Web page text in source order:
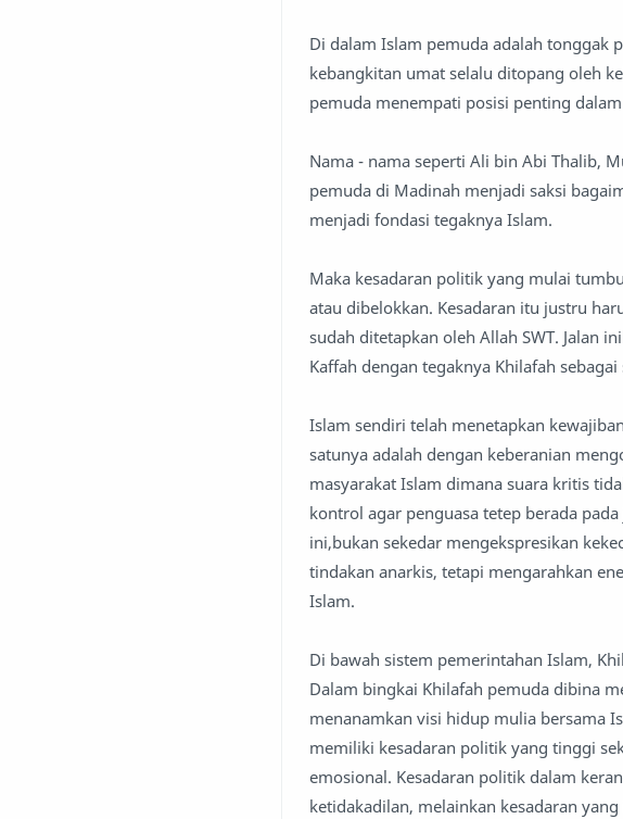
Di dalam Islam pemuda adalah tonggak
kebangkitan umat selalu ditopang oleh
pemuda menempati posisi penting
Nama - nama seperti Ali bin Abi Thalib,
pemuda di Madinah menjadi saksi
menjadi fondasi tegaknya Islam.
Maka kesadaran politik yang mulai
atau dibelokkan. Kesadaran itu justru
sudah ditetapkan oleh Allah SWT. Jalan
Kaffah dengan tegaknya Khilafah
Islam sendiri telah menetapkan
satunya adalah dengan keberanian
masyarakat Islam dimana suara kritis
kontrol agar penguasa tetep berada
ini,bukan sekedar mengekspresikan
tindakan anarkis, tetapi mengarahkan
Islam.
Di bawah sistem pemerintahan Islam,
Dalam bingkai Khilafah pemuda dibina
menanamkan visi hidup mulia bersama
memiliki kesadaran politik yang tinggi
emosional. Kesadaran politik dalam
ketidakadilan, melainkan kesadaran